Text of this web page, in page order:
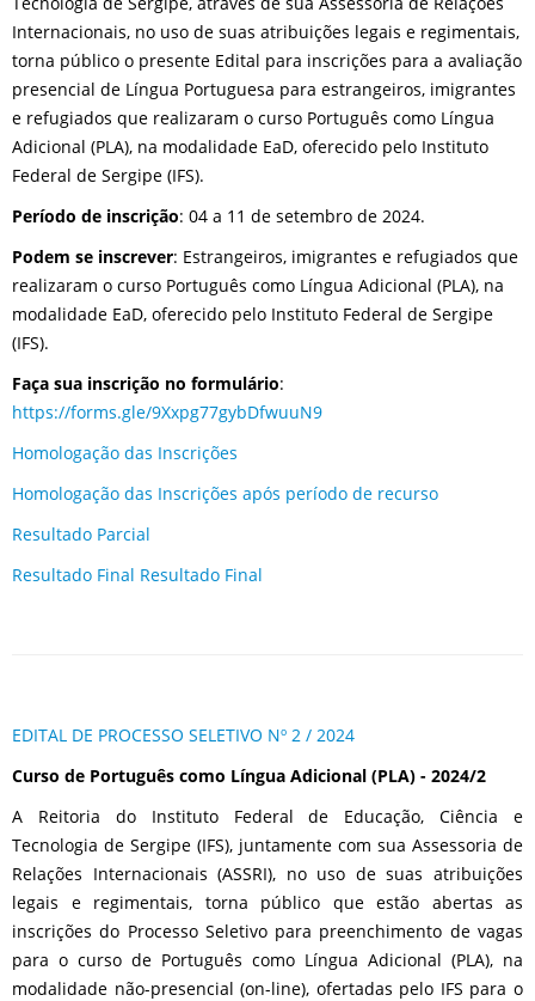
Internacionais, no uso de suas atribuições legais e regimentais,
torna público o presente Edital para inscrições para a avaliação
presencial de Língua Portuguesa para estrangeiros, imigrantes
e refugiados que realizaram o curso Português como Língua
Adicional (PLA), na modalidade EaD, oferecido pelo Instituto
Federal de Sergipe (IFS).
Período de inscrição: 04 a 11 de setembro de 2024.
Podem se inscrever: Estrangeiros, imigrantes e refugiados que
realizaram o curso Português como Língua Adicional (PLA), na
modalidade EaD, oferecido pelo Instituto Federal de Sergipe
(IFS).
Faça sua inscrição no formulário:
https://forms.gle/9Xxpg77gybDfwuuN9
Homologação das Inscrições
Homologação das Inscrições após período de recurso
Resultado Parcial
Resultado Final Resultado Final
EDITAL DE PROCESSO SELETIVO Nº 2 / 2024
Curso de Português como Língua Adicional (PLA) - 2024/2
A Reitoria do Instituto Federal de Educação, Ciência e
Tecnologia de Sergipe (IFS), juntamente com sua Assessoria de
Relações Internacionais (ASSRI), no uso de suas atribuições
legais e regimentais, torna público que estão abertas as
inscrições do Processo Seletivo para preenchimento de vagas
para o curso de Português como Língua Adicional (PLA), na
modalidade não-presencial (on-line), ofertadas pelo IFS para o